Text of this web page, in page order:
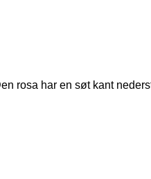
rosa har en søt kant